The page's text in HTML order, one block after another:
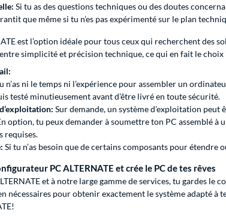
Si tu as des questions techniques ou des doutes
que même si tu n’es pas expérimenté sur le plan
est l’option idéale pour tous ceux qui recherchent
simplicité et précision technique, ce qui en fait le
n’as ni le temps ni l’expérience pour assembler un
testé minutieusement avant d’être livré en toute sécurité.
Sur demande, un système d’exploitation peut
option, tu peux demander à soumettre ton PC assemblé
requises.
Si tu n’as besoin que de certains composants pour
PC ALTERNATE et crée le PC de tes rêves
et à notre large gamme de services, tu gardes
nécessaires pour obtenir exactement le système adapté à